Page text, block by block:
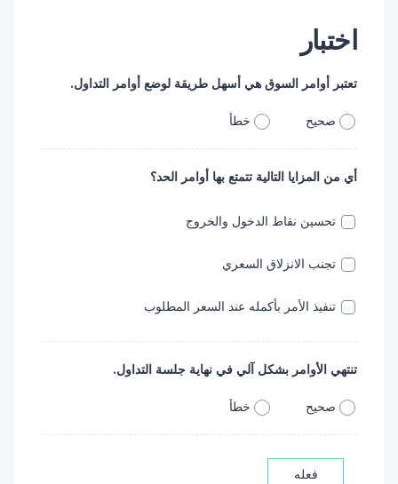
اختبار
تعتبر أوامر السوق هي أسهل طريقة لوضع أوامر ‏التداول.‏
صحيح خطأ
أي من المزايا التالية تتمتع بها أوامر الحد؟ ‏
تحسين نقاط الدخول والخروج
تجنب الانزلاق السعري
تنفيذ الأمر بأكمله عند السعر المطلوب
تنتهي الأوامر بشكل آلي في نهاية جلسة التداول.‏
صحيح خطأ
فعله